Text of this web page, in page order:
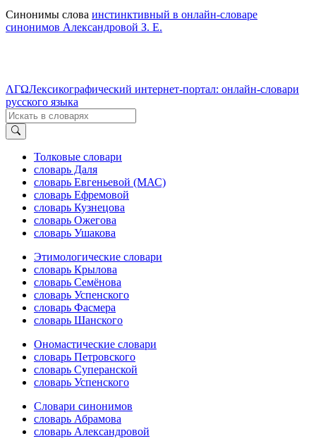
Синонимы слова инстинктивный в онлайн-словаре
синонимов Александровой З. Е.
ΛΓΩЛексикографический интернет-портал: онлайн-словари
русского языка
Толковые словари
словарь Даля
словарь Евгеньевой (МАС)
словарь Ефремовой
словарь Кузнецова
словарь Ожегова
словарь Ушакова
Этимологические словари
словарь Крылова
словарь Семёнова
словарь Успенского
словарь Фасмера
словарь Шанского
Ономастические словари
словарь Петровского
словарь Суперанской
словарь Успенского
Словари синонимов
словарь Абрамова
словарь Александровой